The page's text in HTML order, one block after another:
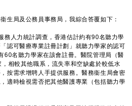
局及公務員事務局，我綜合答覆如下：
務人力統計調查，香港估計約有90名聽力學
認可醫療專業註冊計劃」就聽力學家的認可
60名聽力學家在該會註冊。醫院管理局（醫
相較其他職系，流失率和空缺處於較低水
按需求增聘人手提供服務。醫務衞生局會密
適時檢視需否把其他醫護專業（包括聽力學